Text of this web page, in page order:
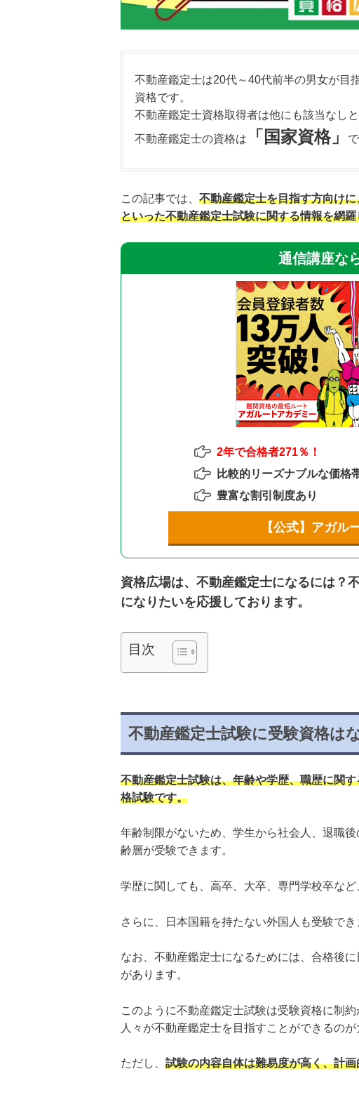
不動産鑑定士は20代～40代前半の男女が目
資格です。
不動産鑑定士資格取得者は他にも該当なし
不動産鑑定士の資格は
「国家資格」
この記事では、 不動産鑑定士を目指す方向け
といった不動産鑑定士試験に関する情報を網羅
通信講座な
2年で合格者271％！
比較的リーズナブルな価格
豊富な割引制度あり
【公式】アガル
資格広場は、不動産鑑定士になるには？
になりたいを応援しております。
目次
不動産鑑定士試験に受験資格は
不動産鑑定士試験は、年齢や学歴、職歴に関
格試験です。
年齢制限がないため、学生から社会人、退職
齢層が受験できます。
学歴に関しても、高卒、大卒、専門学校卒な
さらに、日本国籍を持たない外国人も受験でき
なお、不動産鑑定士になるためには、合格後
があります。
このように不動産鑑定士試験は受験資格に制
人々が不動産鑑定士を目指すことができるのが
ただし、 試験の内容自体は難易度が高く、計